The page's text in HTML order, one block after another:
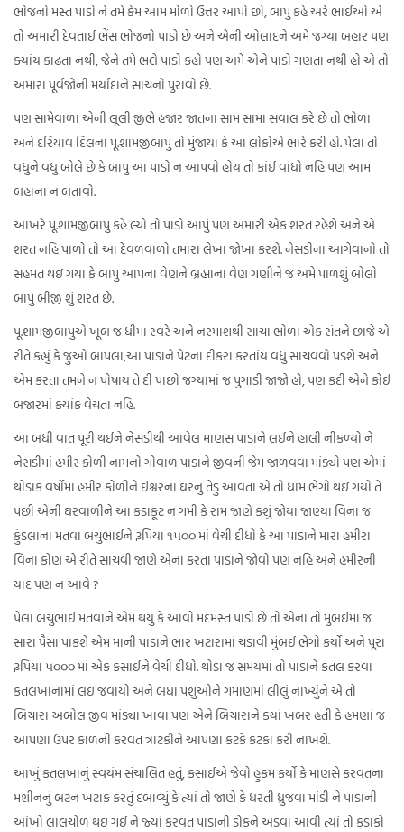
ભોજનો મસ્ત પાડો ને તમે કેમ આમ મોળો ઉત્તર આપો છો, બાપુ કહે અરે ભાઈઓ એ
તો અમારી દેવતાઈ ભેંસ ભોજનો પાડો છે અને એની ઓલાદને અમે જગ્યા બહાર પણ
ક્યાંય કાઢતા નથી, જેને તમે ભલે પાડો કહો પણ અમે એને પાડો ગણતા નથી હો એ તો
અમારા પૂર્વજોની મર્યાદાને સાચનો પુરાવો છે.
પણ સામેવાળા એની લૂલી જીભે હજાર જાતના સામ સામા સવાલ કરે છે તો ભોળા
અને દરિયાવ દિલના પૂ.શામજીબાપુ તો મુંજાયા કે આ લોકોએ ભારે કરી હો. પેલા તો
વધુને વધુ બોલે છે કે બાપુ આ પાડો ન આપવો હોય તો કાંઈ વાંધો નહિ પણ આમ
બહાના ન બતાવો.
આખરે પૂ.શામજીબાપુ કહે લ્યો તો પાડો આપું પણ અમારી એક શરત રહેશે અને એ
શરત નહિ પાળો તો આ દેવળવાળો તમારા લેખા જોખા કરશે. નેસડીના આગેવાનો તો
સહમત થઇ ગયા કે બાપુ આપના વેણને બ્રહ્માના વેણ ગણીને જ અમે પાળશું બોલો
બાપુ બીજી શું શરત છે.
પૂ.શામજીબાપુએ ખૂબ જ ધીમા સ્વરે અને નરમાશથી સાચા ભોળા એક સંતને છાજે એ
રીતે કહ્યું કે જુઓ બાપલા,આ પાડાને પેટના દીકરા કરતાંય વધુ સાચવવો પડશે અને
એમ કરતા તમને ન પોષાય તે દી પાછો જગ્યામાં જ પુગાડી જાજો હો, પણ કદી એને કોઈ
બજારમાં ક્યાંક વેચતા નહિ.
આ બધી વાત પૂરી થઈને નેસડીથી આવેલ માણસ પાડાને લઈને હાલી નીકળ્યો ને
નેસડીમાં હમીર કોળી નામનો ગોવાળ પાડાને જીવની જેમ જાળવવા માંડ્યો પણ એમાં
થોડાંક વર્ષોમાં હમીર કોળીને ઈશ્વરના ઘરનું તેડું આવતા એ તો ધામ ભેગો થઇ ગયો તે
પછી એની ઘરવાળીને આ કડાકૂટ ન ગમી કે રામ જાણે કશું જોયા જાણ્યા વિના જ
કુંડલાના મતવા બચુભાઈને રૂપિયા ૧૫૦૦ માં વેચી દીધો કે આ પાડાને મારા હમીરા
વિના કોણ એ રીતે સાચવી જાણે એના કરતા પાડાને જોવો પણ નહિ અને હમીરની
યાદ પણ ન આવે ?
પેલા બચુભાઈ મતવાને એમ થયું કે આવો મદમસ્ત પાડો છે તો એના તો મુંબઈમાં જ
સારા પૈસા પાકશે એમ માની પાડાને ભાર ખટારામાં ચડાવી મુંબઈ ભેગો કર્યો અને પૂરા
રૂપિયા ૫૦૦૦ માં એક કસાઈને વેચી દીધો. થોડા જ સમયમાં તો પાડાને કતલ કરવા
કતલખાનામાં લઇ જવાયો અને બધા પશુઓને ગમાણમાં લીલું નાખ્યુંને એ તો
બિચારા અબોલ જીવ માંડ્યા ખાવા પણ એને બિચારાને ક્યાં ખબર હતી કે હમણાં જ
આપણા ઉપર કાળની કરવત ત્રાટકીને આપણા કટકે કટકા કરી નાખશે.
આખું કતલખાનું સ્વયંમ સંચાલિત હતું, કસાઈએ જેવો હુકમ કર્યો કે માણસે કરવતના
મશીનનું બટન ખટાક કરતું દબાવ્યું કે ત્યાં તો જાણે કે ધરતી ધ્રુજવા માંડી ને પાડાની
આંખો લાલચોળ થઇ ગઈ ને જ્યાં કરવત પાડાની ડોકને અડવા આવી ત્યાં તો કડાકો